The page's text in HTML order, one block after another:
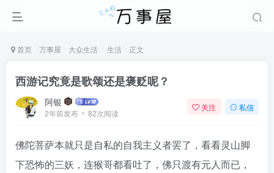
首页 万事屋 大众生活 生活 正文
西游记究竟是歌颂还是褒贬呢？
阿银
2年前发布 82次阅读
关注 私信
佛陀菩萨本就只是自私的自我主义者罢了，看看灵山脚
下恐怖的三妖，连猴哥都看吐了，佛只渡有元人而已，